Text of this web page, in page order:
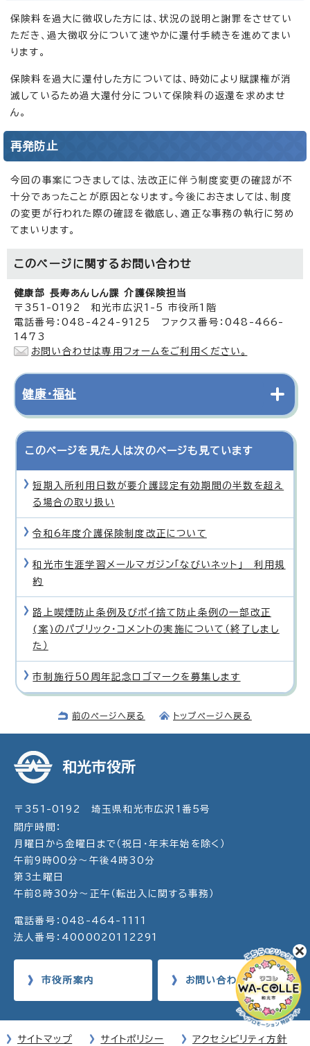
保険料を過大に徴収した方には、状況の説明と謝罪をさせてい
ただき、過大徴収分について速やかに還付手続きを進めてまい
ります。
保険料を過大に還付した方については、時効により賦課権が消
滅しているため過大還付分について保険料の返還を求めませ
ん。
再発防止
今回の事案につきましては、法改正に伴う制度変更の確認が不
十分であったことが原因となります。今後におきましては、制度
の変更が行われた際の確認を徹底し、適正な事務の執行に努め
てまいります。
このページに関する お問い合わせ
健康部 長寿あんしん課 介護保険担当
〒351-0192 和光市広沢1-5 市役所1階
電話番号：048-424-9125 ファクス番号：048-466-
1473
お問い合わせは専用フォームをご利用ください。
健康・福祉
このページを見た人は次のページも見ています
短期入所利用日数が要介護認定有効期間の半数を超え
る場合の取り扱い
令和6年度介護保険制度改正について
和光市生涯学習メールマガジン「なびいネット」 利用規
約
路上喫煙防止条例及びポイ捨て防止条例の一部改正
(案)のパブリック・コメントの実施について（終了しまし
た）
市制施行50周年記念ロゴマークを募集します
前のページへ戻る トップページへ戻る
和光市役所
〒351-0192 埼玉県和光市広沢1番5号
開庁時間：
月曜日から金曜日まで（祝日・年末年始を除く）
午前9時00分～午後4時30分
第3土曜日
午前8時30分～正午（転出入に関する事務）
電話番号：048-464-1111
法人番号：4000020112291
市役所案内 お問い合わせ
サイトマップ サイトポリシー アクセシビリティ方針